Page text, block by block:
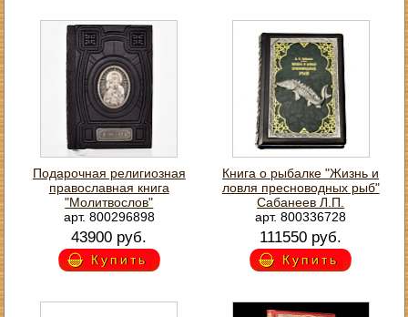
Подарочная религиозная
православная книга
"Молитвослов"
арт. 800296898
43900 руб.
Купить
Книга о рыбалке "Жизнь и
ловля пресноводных рыб"
Сабанеев Л.П.
арт. 800336728
111550 руб.
Купить